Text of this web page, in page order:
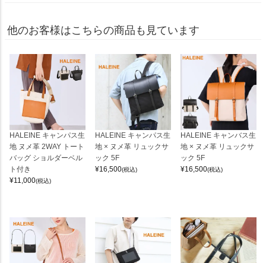
他のお客様はこちらの商品も見ています
HALEINE キャンパス生
地 ヌメ革 2WAY トート
バッグ ショルダーベル
ト付き
¥11,000(税込)
HALEINE キャンパス生
地 × ヌメ革 リュックサ
ック 5F
¥16,500(税込)
HALEINE キャンバス生
地 × ヌメ革 リュックサ
ック 5F
¥16,500(税込)